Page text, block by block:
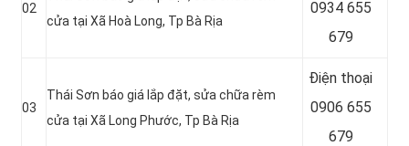
02
cửa tại Xã Hoà Long, Tp Bà Rịa
0934 655
679
03
Thái Sơn báo giá lắp đặt, sửa chữa rèm
cửa tại Xã Long Phước, Tp Bà Rịa
Điện thoại
0906 655
679